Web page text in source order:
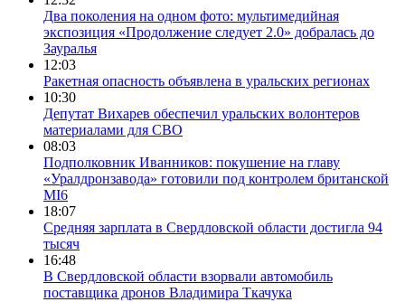
Два поколения на одном фото: мультимедийная
экспозиция «Продолжение следует 2.0» добралась до
Зауралья
12:03
Ракетная опасность объявлена в уральских регионах
10:30
Депутат Вихарев обеспечил уральских волонтеров
материалами для СВО
08:03
Подполковник Иванников: покушение на главу
«Уралдронзавода» готовили под контролем британской
MI6
18:07
Средняя зарплата в Свердловской области достигла 94
тысяч
16:48
В Свердловской области взорвали автомобиль
поставщика дронов Владимира Ткачука